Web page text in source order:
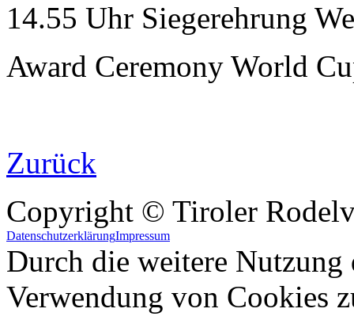
14.55 Uhr Siegerehrung
Award Ceremony World
Zurück
Copyright © Tiroler
DatenschutzerklärungImpressum
Durch die weitere Nutzung
Verwendung von Cookies